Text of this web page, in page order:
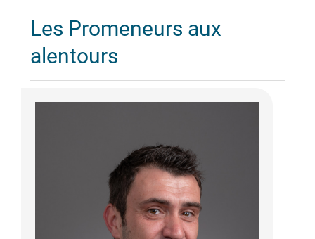
Les Promeneurs aux
alentours